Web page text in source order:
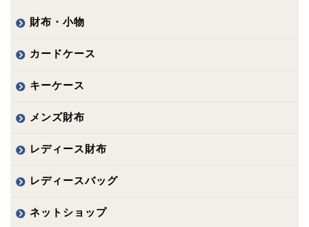
財布・小物
カードケース
キーケース
メンズ財布
レディース財布
レディースバッグ
ネットショップ